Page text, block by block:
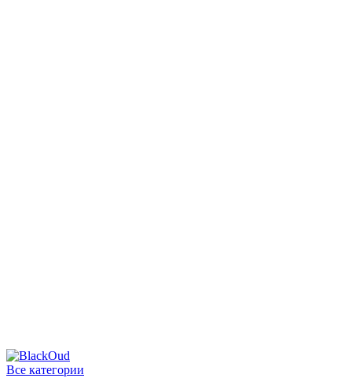
Все категории